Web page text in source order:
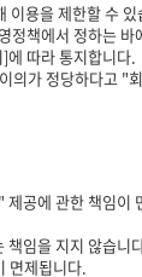
용을 제한할 수 있
정책에서 정하는 바
따라 통지합니다.
가 정당하다고
공에 관한 책임이
임을 지지 않습니
면제됩니다.